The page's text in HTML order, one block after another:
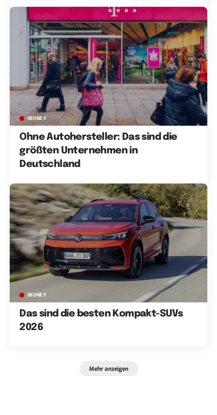
MONEY
Ohne Autohersteller: Das sind die
größten Unternehmen in
Deutschland
MONEY
Das sind die besten Kompakt-SUVs
2026
Mehr anzeigen